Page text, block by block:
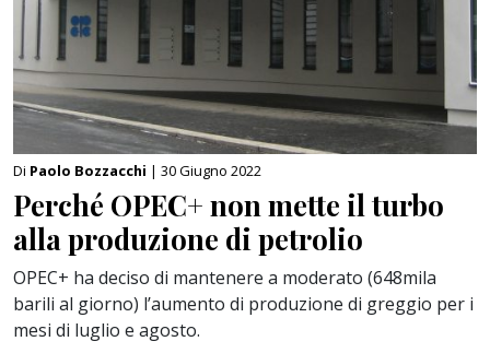
Di Paolo Bozzacchi | 30 Giugno 2022
Perché OPEC+ non mette il turbo
alla produzione di petrolio
OPEC+ ha deciso di mantenere a moderato (648mila
barili al giorno) l’aumento di produzione di greggio per i
mesi di luglio e agosto.